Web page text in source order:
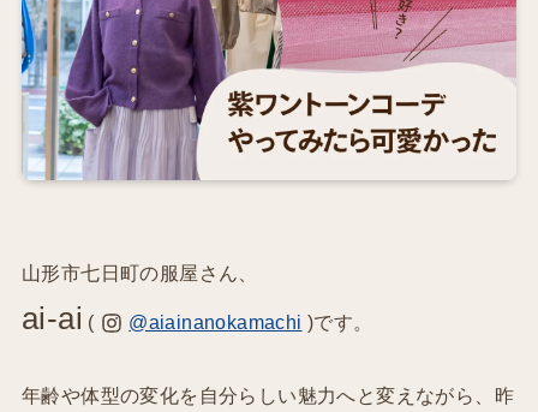
山形市七日町の服屋さん、
ai-ai ( @aiainanokamachi )です。
年齢や体型の変化を自分らしい魅力へと変えながら、昨